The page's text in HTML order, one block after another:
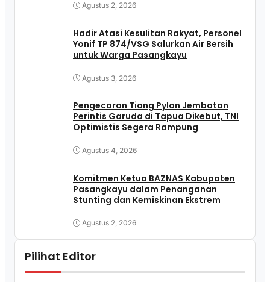
Agustus 2, 2026
Hadir Atasi Kesulitan Rakyat, Personel
Yonif TP 874/VSG Salurkan Air Bersih
untuk Warga Pasangkayu
Agustus 3, 2026
Pengecoran Tiang Pylon Jembatan
Perintis Garuda di Tapua Dikebut, TNI
Optimistis Segera Rampung
Agustus 4, 2026
Komitmen Ketua BAZNAS Kabupaten
Pasangkayu dalam Penanganan
Stunting dan Kemiskinan Ekstrem
Agustus 2, 2026
Pilihat Editor